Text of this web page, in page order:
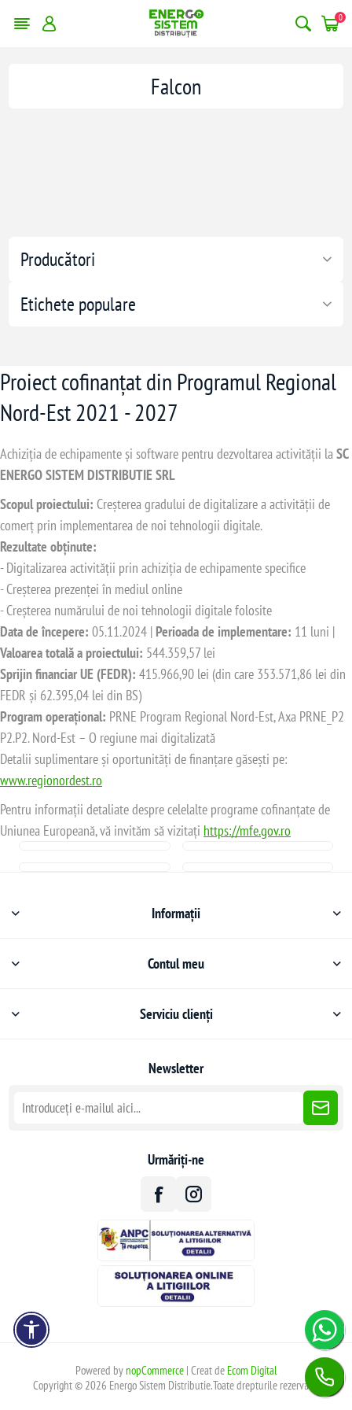
0
Producători
Etichete populare
Falcon
Proiect cofinanțat din Programul Regional
Nord-Est 2021 - 2027
Achiziția de echipamente și software pentru dezvoltarea activității laSC
ENERGO SISTEM DISTRIBUTIE SRL
Scopul proiectului: Creșterea gradului de digitalizare a activității de
comerț prin implementarea de noi tehnologii digitale.
Rezultate obținute:
- Digitalizarea activității prin achiziția de echipamente specifice
- Creșterea prezenței în mediul online
- Creșterea numărului de noi tehnologii digitale folosite
Data de începere: 05.11.2024 | Perioada de implementare: 11 luni |
Valoarea totală a proiectului: 544.359,57 lei
Sprijin financiar UE (FEDR): 415.966,90 lei (din care 353.571,86 lei din
FEDR și 62.395,04 lei din BS)
Program operațional: PRNE Program Regional Nord-Est, Axa PRNE_P2
P2.P2. Nord-Est – O regiune mai digitalizată
Detalii suplimentare și oportunități de finanțare găsești pe:
www.regionordest.ro
Pentru informații detaliate despre celelalte programe cofinanțate de
Uniunea Europeană, vă invităm să vizitați https://mfe.gov.ro
Informații
Contul meu
Serviciu clienți
Newsletter
Urmăriți-ne
Powered bynopCommerce| Creat de Ecom Digital
Copyright © 2026 Energo Sistem Distributie.Toate drepturile rezervate.